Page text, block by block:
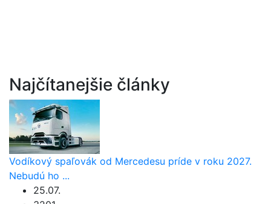
Najčítanejšie články
Vodíkový spaľovák od Mercedesu príde v roku 2027.
Nebudú ho ...
25.07.